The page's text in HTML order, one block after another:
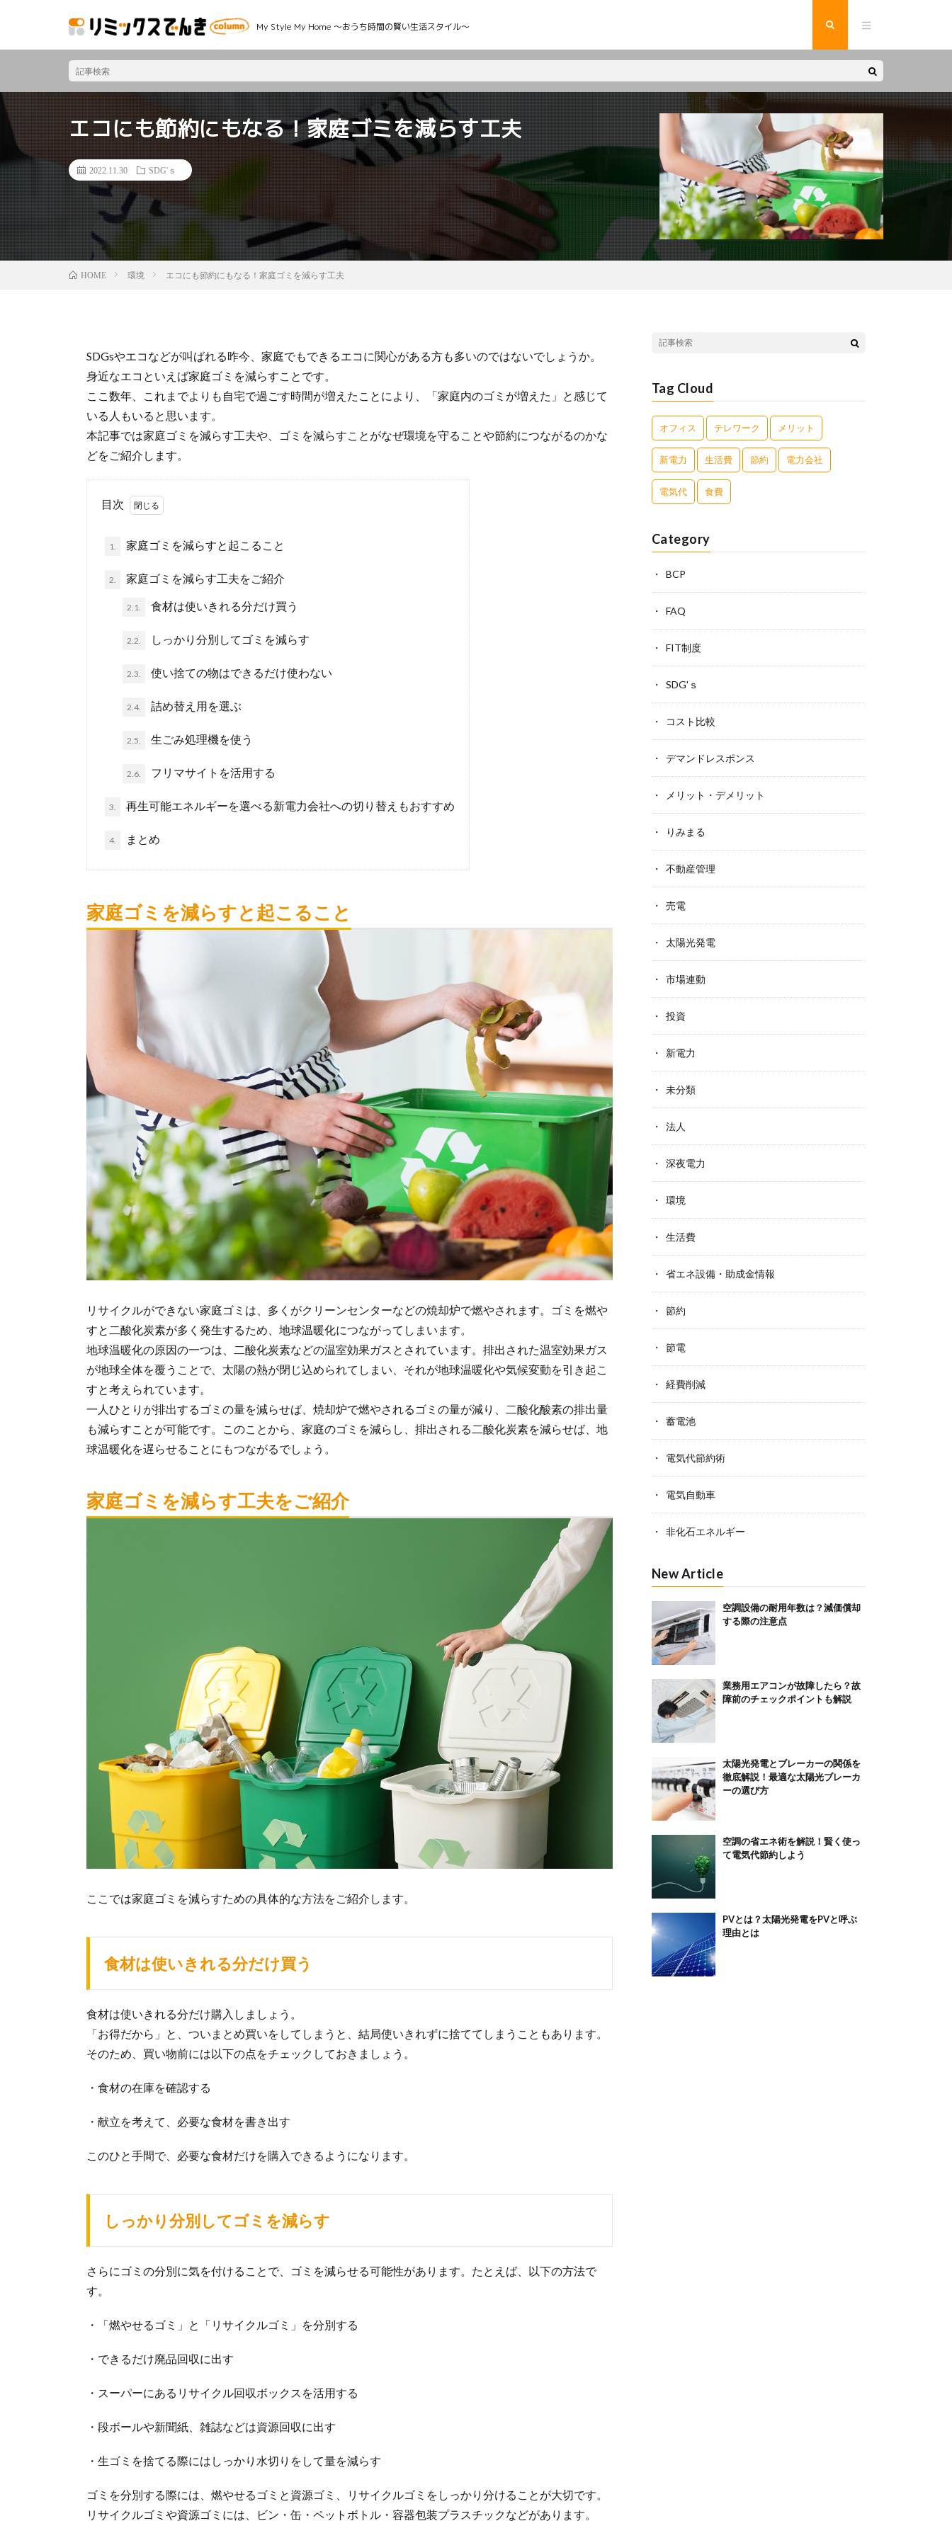
My Style My Home ～おうち時間の賢い生活スタイル～
エコにも節約にもなる！家庭ゴミを減らす工夫
2022.11.30 SDG'ｓ
HOME 環境 エコにも節約にもなる！家庭ゴミを減らす工夫
SDGsやエコなどが叫ばれる昨今、家庭でもできるエコに関心がある方も多いのではないでしょうか。
身近なエコといえば家庭ゴミを減らすことです。
ここ数年、これまでよりも自宅で過ごす時間が増えたことにより、「家庭内のゴミが増えた」と感じて
いる人もいると思います。
本記事では家庭ゴミを減らす工夫や、ゴミを減らすことがなぜ環境を守ることや節約につながるのかな
どをご紹介します。
目次
1. 家庭ゴミを減らすと起こること
2. 家庭ゴミを減らす工夫をご紹介
2.1. 食材は使いきれる分だけ買う
2.2. しっかり分別してゴミを減らす
2.3. 使い捨ての物はできるだけ使わない
2.4. 詰め替え用を選ぶ
2.5. 生ごみ処理機を使う
2.6. フリマサイトを活用する
3. 再生可能エネルギーを選べる新電力会社への切り替えもおすすめ
4. まとめ
家庭ゴミを減らすと起こること
リサイクルができない家庭ゴミは、多くがクリーンセンターなどの焼却炉で燃やされます。ゴミを燃や
すと二酸化炭素が多く発生するため、地球温暖化につながってしまいます。
地球温暖化の原因の一つは、二酸化炭素などの温室効果ガスとされています。排出された温室効果ガス
が地球全体を覆うことで、太陽の熱が閉じ込められてしまい、それが地球温暖化や気候変動を引き起こ
すと考えられています。
一人ひとりが排出するゴミの量を減らせば、焼却炉で燃やされるゴミの量が減り、二酸化酸素の排出量
も減らすことが可能です。このことから、家庭のゴミを減らし、排出される二酸化炭素を減らせば、地
球温暖化を遅らせることにもつながるでしょう。
家庭ゴミを減らす工夫をご紹介
ここでは家庭ゴミを減らすための具体的な方法をご紹介します。
食材は使いきれる分だけ買う
食材は使いきれる分だけ購入しましょう。
「お得だから」と、ついまとめ買いをしてしまうと、結局使いきれずに捨ててしまうこともあります。
そのため、買い物前には以下の点をチェックしておきましょう。
・食材の在庫を確認する
・献立を考えて、必要な食材を書き出す
このひと手間で、必要な食材だけを購入できるようになります。
しっかり分別してゴミを減らす
さらにゴミの分別に気を付けることで、ゴミを減らせる可能性があります。たとえば、以下の方法で
す。
・「燃やせるゴミ」と「リサイクルゴミ」を分別する
・できるだけ廃品回収に出す
・スーパーにあるリサイクル回収ボックスを活用する
・段ボールや新聞紙、雑誌などは資源回収に出す
・生ゴミを捨てる際にはしっかり水切りをして量を減らす
ゴミを分別する際には、燃やせるゴミと資源ゴミ、リサイクルゴミをしっかり分けることが大切です。
リサイクルゴミや資源ゴミには、ビン・缶・ペットボトル・容器包装プラスチックなどがあります。
Tag Cloud
オフィス テレワーク メリット
新電力 生活費 節約 電力会社
電気代 食費
Category
BCP
FAQ
FIT制度
SDG'ｓ
コスト比較
デマンドレスポンス
メリット・デメリット
りみまる
不動産管理
売電
太陽光発電
市場連動
投資
新電力
未分類
法人
深夜電力
環境
生活費
省エネ設備・助成金情報
節約
節電
経費削減
蓄電池
電気代節約術
電気自動車
非化石エネルギー
New Article
空調設備の耐用年数は？減価償却
する際の注意点
業務用エアコンが故障したら？故
障前のチェックポイントも解説
太陽光発電とブレーカーの関係を
徹底解説！最適な太陽光ブレーカ
ーの選び方
空調の省エネ術を解説！賢く使っ
て電気代節約しよう
PVとは？太陽光発電をPVと呼ぶ
理由とは